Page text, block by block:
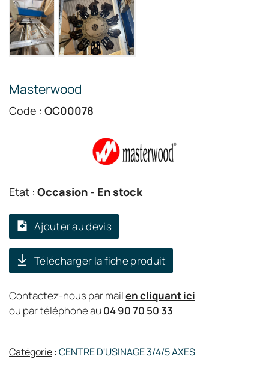
Masterwood
Code : OC00078
Etat : Occasion - En stock
Ajouter au devis
Télécharger la fiche produit
Contactez-nous par mailen cliquant ici
ou par téléphone au 04 90 70 50 33
Catégorie:CENTRE D'USINAGE 3/4/5 AXES